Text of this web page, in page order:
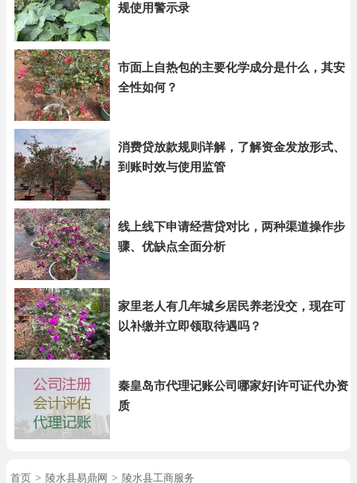
规使用警示录
市面上自热包的主要化学成分是什么，其安
全性如何？
消费贷放款规则详解，了解资金发放形式、
到账时效与使用监管
线上线下申请经营贷对比，两种渠道操作步
骤、优缺点全面分析
家里老人有几年城乡居民养老没交，现在可
以补缴并立即领取待遇吗？
秦皇岛市代理记账公司哪家好|许可证代办资
质
首页 > 陵水县易鼎网 > 陵水县工商服务